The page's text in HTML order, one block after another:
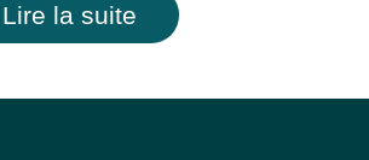
Lire la suite